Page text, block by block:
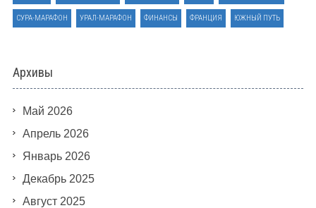
СУРА-МАРАФОН УРАЛ-МАРАФОН ФИНАНСЫ ФРАНЦИЯ ЮЖНЫЙ ПУТЬ
Архивы
Май 2026
Апрель 2026
Январь 2026
Декабрь 2025
Август 2025